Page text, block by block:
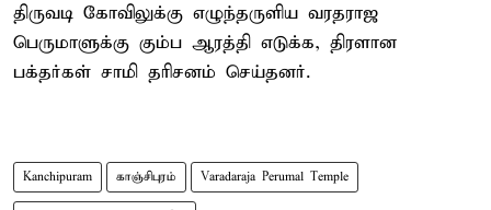
திருவடி கோவிலுக்கு எழுந்தருளிய வரதராஜ
பெருமாளுக்கு கும்ப ஆரத்தி எடுக்க, திரளான
பக்தர்கள் சாமி தரிசனம் செய்தனர்.
Kanchipuram காஞ்சிபுரம் Varadaraja Perumal Temple